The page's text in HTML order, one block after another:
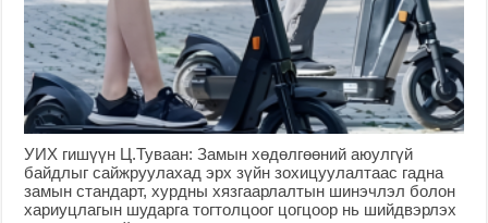
УИХ гишүүн Ц.Туваан: Замын хөдөлгөөний аюулгүй
байдлыг сайжруулахад эрх зүйн зохицуулалтаас гадна
замын стандарт, хурдны хязгаарлалтын шинэчлэл болон
хариуцлагын шударга тогтолцоог цогцоор нь шийдвэрлэх